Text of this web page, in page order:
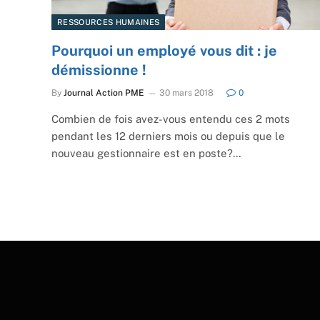
RESSOURCES HUMAINES
Pourquoi un employé vous dit : je
démissionne !
By Journal Action PME 30 mars 2018 0
Combien de fois avez-vous entendu ces 2 mots
pendant les 12 derniers mois ou depuis que le
nouveau gestionnaire est en poste?…